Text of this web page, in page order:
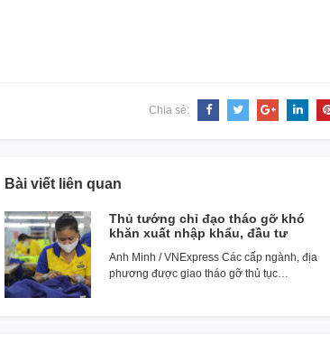
Chia sẻ:
Bài viết liên quan
Thủ tướng chỉ đạo tháo gỡ khó
khăn xuất nhập khẩu, đầu tư
Anh Minh / VNExpress Các cấp ngành, địa
phương được giao tháo gỡ thủ tục…